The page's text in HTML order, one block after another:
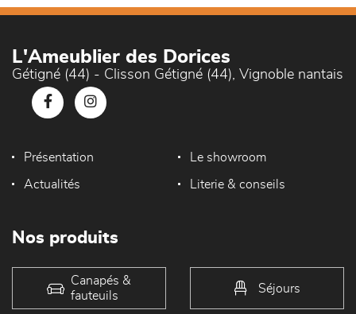
L'Ameublier des Dorices
Gétigné (44) - Clisson Gétigné (44), Vignoble nantais
Présentation Le showroom
Actualités Literie & conseils
Nos produits
Canapés &
fauteuils
Séjours